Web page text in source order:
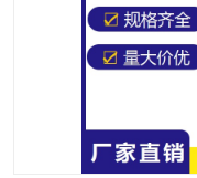
联塑PE管